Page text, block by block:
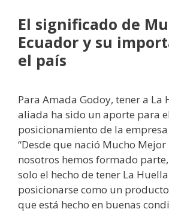
El significado de
Ecuador y su
el país
Para Amada Godoy, tener a La
aliada ha sido un aporte para
posicionamiento de la
“Desde que nació Mucho
nosotros hemos formado
solo el hecho de tener La
posicionarse como un
que está hecho en buenas